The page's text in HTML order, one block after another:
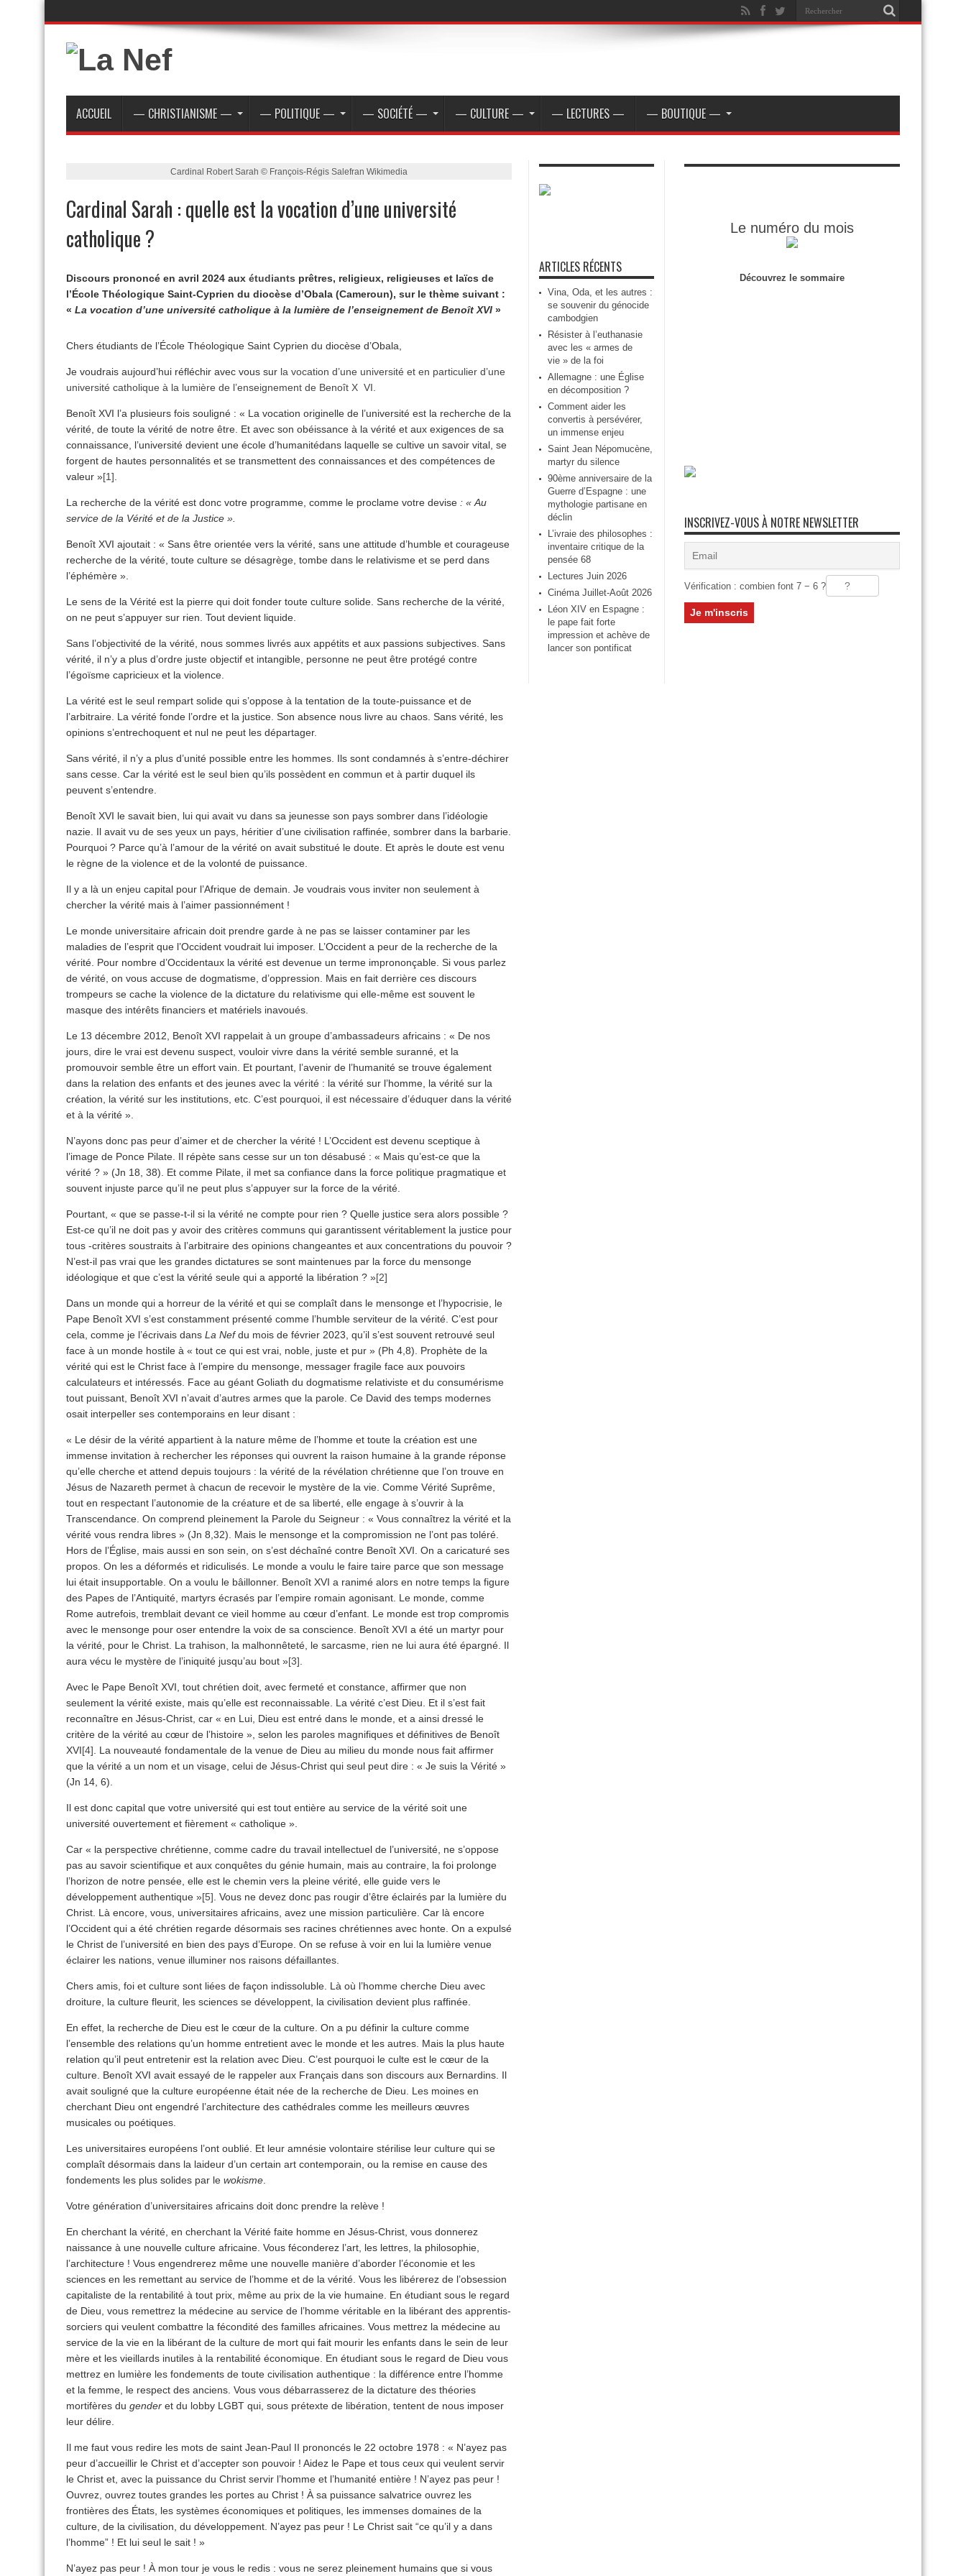
ACCUEIL — CHRISTIANISME — — POLITIQUE — — SOCIÉTÉ — — CULTURE — — LECTURES — — BOUTIQUE —
Cardinal Robert Sarah © François-Régis Salefran Wikimedia
Cardinal Sarah : quelle est la vocation d’une université
catholique ?
Discours prononcé en avril 2024 aux étudiants prêtres, religieux, religieuses et laïcs de
l’École Théologique Saint-Cyprien du diocèse d’Obala (Cameroun), sur le thème suivant :
« La vocation d’une université catholique à la lumière de l’enseignement de Benoît XVI »
Chers étudiants de l’École Théologique Saint Cyprien du diocèse d’Obala,
Je voudrais aujourd’hui réfléchir avec vous sur la vocation d’une université et en particulier d’une
université catholique à la lumière de l’enseignement de Benoît X VI.
Benoît XVI l’a plusieurs fois souligné : « La vocation originelle de l’université est la recherche de la
vérité, de toute la vérité de notre être. Et avec son obéissance à la vérité et aux exigences de sa
connaissance, l’université devient une école d’humanitédans laquelle se cultive un savoir vital, se
forgent de hautes personnalités et se transmettent des connaissances et des compétences de
valeur »[1]
La recherche de la vérité est donc votre programme, comme le proclame votre devise : « Au
service de la Vérité et de la Justice ».
Benoît XVI ajoutait : « Sans être orientée vers la vérité, sans une attitude d’humble et courageuse
recherche de la vérité, toute culture se désagrège, tombe dans le relativisme et se perd dans
l’éphémère ».
Le sens de la Vérité est la pierre qui doit fonder toute culture solide. Sans recherche de la vérité,
on ne peut s’appuyer sur rien. Tout devient liquide.
Sans l’objectivité de la vérité, nous sommes livrés aux appétits et aux passions subjectives. Sans
vérité, il n’y a plus d’ordre juste objectif et intangible, personne ne peut être protégé contre
l’égoïsme capricieux et la violence.
La vérité est le seul rempart solide qui s’oppose à la tentation de la toute-puissance et de
l’arbitraire. La vérité fonde l’ordre et la justice. Son absence nous livre au chaos. Sans vérité, les
opinions s’entrechoquent et nul ne peut les départager.
Sans vérité, il n’y a plus d’unité possible entre les hommes. Ils sont condamnés à s’entre-déchirer
sans cesse. Car la vérité est le seul bien qu’ils possèdent en commun et à partir duquel ils
peuvent s’entendre.
Benoît XVI le savait bien, lui qui avait vu dans sa jeunesse son pays sombrer dans l’idéologie
nazie. Il avait vu de ses yeux un pays, héritier d’une civilisation raffinée, sombrer dans la barbarie.
Pourquoi ? Parce qu’à l’amour de la vérité on avait substitué le doute. Et après le doute est venu
le règne de la violence et de la volonté de puissance.
Il y a là un enjeu capital pour l’Afrique de demain. Je voudrais vous inviter non seulement à
chercher la vérité mais à l’aimer passionnément !
Le monde universitaire africain doit prendre garde à ne pas se laisser contaminer par les
maladies de l’esprit que l’Occident voudrait lui imposer. L’Occident a peur de la recherche de la
vérité. Pour nombre d’Occidentaux la vérité est devenue un terme imprononçable. Si vous parlez
de vérité, on vous accuse de dogmatisme, d’oppression. Mais en fait derrière ces discours
trompeurs se cache la violence de la dictature du relativisme qui elle-même est souvent le
masque des intérêts financiers et matériels inavoués.
Le 13 décembre 2012, Benoît XVI rappelait à un groupe d’ambassadeurs africains : « De nos
jours, dire le vrai est devenu suspect, vouloir vivre dans la vérité semble suranné, et la
promouvoir semble être un effort vain. Et pourtant, l’avenir de l’humanité se trouve également
dans la relation des enfants et des jeunes avec la vérité : la vérité sur l’homme, la vérité sur la
création, la vérité sur les institutions, etc. C’est pourquoi, il est nécessaire d’éduquer dans la vérité
et à la vérité ».
N’ayons donc pas peur d’aimer et de chercher la vérité ! L’Occident est devenu sceptique à
l’image de Ponce Pilate. Il répète sans cesse sur un ton désabusé : « Mais qu’est-ce que la
vérité ? » (Jn 18, 38). Et comme Pilate, il met sa confiance dans la force politique pragmatique et
souvent injuste parce qu’il ne peut plus s’appuyer sur la force de la vérité.
Pourtant, « que se passe-t-il si la vérité ne compte pour rien ? Quelle justice sera alors possible ?
Est-ce qu’il ne doit pas y avoir des critères communs qui garantissent véritablement la justice pour
tous -critères soustraits à l’arbitraire des opinions changeantes et aux concentrations du pouvoir ?
N’est-il pas vrai que les grandes dictatures se sont maintenues par la force du mensonge
idéologique et que c’est la vérité seule qui a apporté la libération ? »[2]
Dans un monde qui a horreur de la vérité et qui se complaît dans le mensonge et l’hypocrisie, le
Pape Benoît XVI s’est constamment présenté comme l’humble serviteur de la vérité. C’est pour
cela, comme je l’écrivais dans La Nefdu mois de février 2023, qu’il s’est souvent retrouvé seul
face à un monde hostile à « tout ce qui est vrai, noble, juste et pur » (Ph 4,8). Prophète de la
vérité qui est le Christ face à l’empire du mensonge, messager fragile face aux pouvoirs
calculateurs et intéressés. Face au géant Goliath du dogmatisme relativiste et du consumérisme
tout puissant, Benoît XVI n’avait d’autres armes que la parole. Ce David des temps modernes
osait interpeller ses contemporains en leur disant :
« Le désir de la vérité appartient à la nature même de l’homme et toute la création est une
immense invitation à rechercher les réponses qui ouvrent la raison humaine à la grande réponse
qu’elle cherche et attend depuis toujours : la vérité de la révélation chrétienne que l’on trouve en
Jésus de Nazareth permet à chacun de recevoir le mystère de la vie. Comme Vérité Suprême,
tout en respectant l’autonomie de la créature et de sa liberté, elle engage à s’ouvrir à la
Transcendance. On comprend pleinement la Parole du Seigneur : « Vous connaîtrez la vérité et la
vérité vous rendra libres » (Jn 8,32). Mais le mensonge et la compromission ne l’ont pas toléré.
Hors de l’Église, mais aussi en son sein, on s’est déchaîné contre Benoît XVI. On a caricaturé ses
propos. On les a déformés et ridiculisés. Le monde a voulu le faire taire parce que son message
lui était insupportable. On a voulu le bâillonner. Benoît XVI a ranimé alors en notre temps la figure
des Papes de l’Antiquité, martyrs écrasés par l’empire romain agonisant. Le monde, comme
Rome autrefois, tremblait devant ce vieil homme au cœur d’enfant. Le monde est trop compromis
avec le mensonge pour oser entendre la voix de sa conscience. Benoît XVI a été un martyr pour
la vérité, pour le Christ. La trahison, la malhonnêteté, le sarcasme, rien ne lui aura été épargné. Il
aura vécu le mystère de l’iniquité jusqu’au bout »[3]
Avec le Pape Benoît XVI, tout chrétien doit, avec fermeté et constance, affirmer que non
seulement la vérité existe, mais qu’elle est reconnaissable. La vérité c’est Dieu. Et il s’est fait
reconnaître en Jésus-Christ, car « en Lui, Dieu est entré dans le monde, et a ainsi dressé le
critère de la vérité au cœur de l’histoire », selon les paroles magnifiques et définitives de Benoît
XVI[4] . La nouveauté fondamentale de la venue de Dieu au milieu du monde nous fait affirmer
que la vérité a un nom et un visage, celui de Jésus-Christ qui seul peut dire : « Je suis la Vérité »
(Jn 14, 6).
Il est donc capital que votre université qui est tout entière au service de la vérité soit une
université ouvertement et fièrement « catholique ».
Car « la perspective chrétienne, comme cadre du travail intellectuel de l’université, ne s’oppose
pas au savoir scientifique et aux conquêtes du génie humain, mais au contraire, la foi prolonge
l’horizon de notre pensée, elle est le chemin vers la pleine vérité, elle guide vers le
développement authentique »[5] . Vous ne devez donc pas rougir d’être éclairés par la lumière du
Christ. Là encore, vous, universitaires africains, avez une mission particulière. Car là encore
l’Occident qui a été chrétien regarde désormais ses racines chrétiennes avec honte. On a expulsé
le Christ de l’université en bien des pays d’Europe. On se refuse à voir en lui la lumière venue
éclairer les nations, venue illuminer nos raisons défaillantes.
Chers amis, foi et culture sont liées de façon indissoluble. Là où l’homme cherche Dieu avec
droiture, la culture fleurit, les sciences se développent, la civilisation devient plus raffinée.
En effet, la recherche de Dieu est le cœur de la culture. On a pu définir la culture comme
l’ensemble des relations qu’un homme entretient avec le monde et les autres. Mais la plus haute
relation qu’il peut entretenir est la relation avec Dieu. C’est pourquoi le culte est le cœur de la
culture. Benoît XVI avait essayé de le rappeler aux Français dans son discours aux Bernardins. Il
avait souligné que la culture européenne était née de la recherche de Dieu. Les moines en
cherchant Dieu ont engendré l’architecture des cathédrales comme les meilleurs œuvres
musicales ou poétiques.
Les universitaires européens l’ont oublié. Et leur amnésie volontaire stérilise leur culture qui se
complaît désormais dans la laideur d’un certain art contemporain, ou la remise en cause des
fondements les plus solides par le wokisme
Votre génération d’universitaires africains doit donc prendre la relève !
En cherchant la vérité, en cherchant la Vérité faite homme en Jésus-Christ, vous donnerez
naissance à une nouvelle culture africaine. Vous féconderez l’art, les lettres, la philosophie,
l’architecture ! Vous engendrerez même une nouvelle manière d’aborder l’économie et les
sciences en les remettant au service de l’homme et de la vérité. Vous les libérerez de l’obsession
capitaliste de la rentabilité à tout prix, même au prix de la vie humaine. En étudiant sous le regard
de Dieu, vous remettrez la médecine au service de l’homme véritable en la libérant des apprentis-
sorciers qui veulent combattre la fécondité des familles africaines. Vous mettrez la médecine au
service de la vie en la libérant de la culture de mort qui fait mourir les enfants dans le sein de leur
mère et les vieillards inutiles à la rentabilité économique. En étudiant sous le regard de Dieu vous
mettrez en lumière les fondements de toute civilisation authentique : la différence entre l’homme
et la femme, le respect des anciens. Vous vous débarrasserez de la dictature des théories
mortifères du gender et du lobby LGBT qui, sous prétexte de libération, tentent de nous imposer
leur délire.
Il me faut vous redire les mots de saint Jean-Paul II prononcés le 22 octobre 1978 : « N’ayez pas
peur d’accueillir le Christ et d’accepter son pouvoir ! Aidez le Pape et tous ceux qui veulent servir
le Christ et, avec la puissance du Christ servir l’homme et l’humanité entière ! N’ayez pas peur !
Ouvrez, ouvrez toutes grandes les portes au Christ ! À sa puissance salvatrice ouvrez les
frontières des États, les systèmes économiques et politiques, les immenses domaines de la
culture, de la civilisation, du développement. N’ayez pas peur ! Le Christ sait “ce qu’il y a dans
l’homme” ! Et lui seul le sait ! »
N’ayez pas peur ! À mon tour je vous le redis : vous ne serez pleinement humains que si vous
ARTICLES RÉCENTS
Vina, Oda, et les autres :
se souvenir du génocide
cambodgien
Résister à l’euthanasie
avec les « armes de
vie » de la foi
Allemagne : une Église
en décomposition ?
Comment aider les
convertis à persévérer,
un immense enjeu
Saint Jean Népomucène,
martyr du silence
90ème anniversaire de la
Guerre d’Espagne : une
mythologie partisane en
déclin
L’ivraie des philosophes :
inventaire critique de la
pensée 68
Lectures Juin 2026
Cinéma Juillet-Août 2026
Léon XIV en Espagne :
le pape fait forte
impression et achève de
lancer son pontificat
Le numéro du mois
Découvrez le sommaire
INSCRIVEZ-VOUS À NOTRE NEWSLETTER
Vérification : combien font 7 − 6 ?